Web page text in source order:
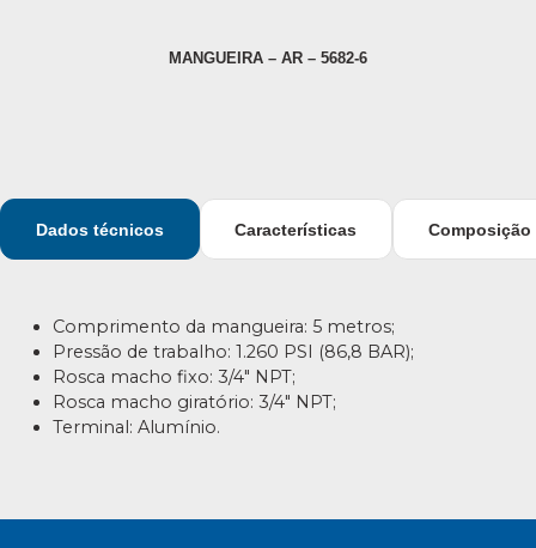
MANGUEIRA – AR – 5682-6
Dados técnicos Características Composição
Comprimento da mangueira: 5 metros;
Pressão de trabalho: 1.260 PSI (86,8 BAR);
Rosca macho fixo: 3/4″ NPT;
Rosca macho giratório: 3/4″ NPT;
Terminal: Alumínio.